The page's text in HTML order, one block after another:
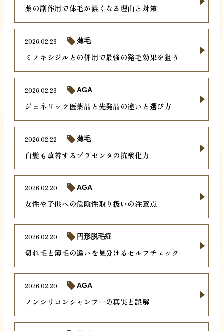
薬の副作用で体毛が濃くなる理由と対策
ミノキシジルとの併用で最強の発毛効果を狙う
2026.02.23 薄毛
ジェネリック医薬品と先発品の違いと選び方
2026.02.23 AGA
白髪も改善するプラセンタの抗酸化力
2026.02.22 薄毛
女性や子供への危険性取り扱いの注意点
2026.02.20 AGA
切れ毛と薄毛の違いを見分けるセルフチェック
2026.02.20 円形脱毛症
ノンシリコンシャンプーの真実と誤解
2026.02.20 AGA